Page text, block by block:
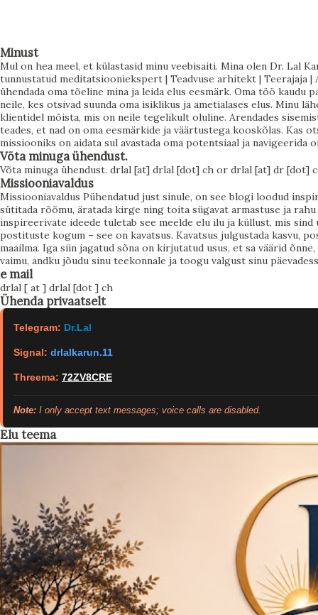
valed. See tähendab, et nende taga on sügavam kutse –
sisemine vajadus, mis ootab avastamist. Ja kui sa õpid seda
kuulama, hakkab su elu liikuma kerguse, voolamise ja
külluse suunas. Soovi ja vajaduse erinevus Soov tekib sageli
välisest maailmast. Sa näed, mida teised saavutavad, mida
ühiskond väärtustab, ja lood endale eesmärke selle põhjal.
Sa tahad rohkem, sest sulle on õpetatud, et rohkem
tähendab parem. Vaj...
Minust
Mul on hea meel, et külastasid minu veebisaiti. Mina olen Dr. Lal
tunnustatud meditatsiooniekspert | Teadvuse arhitekt | Teerajaja
ühendada oma tõeline mina ja leida elus eesmärk. Oma töö
neile, kes otsivad suunda oma isiklikus ja ametialases elus. Minu
klientidel mõista, mis on neile tegelikult oluline. Arendades
teades, et nad on oma eesmärkide ja väärtustega kooskõlas. Kas
missiooniks on aidata sul avastada oma potentsiaal ja navigeerida
Võta minuga ühendust.
Võta minuga ühendust. drlal [at] drlal [dot] ch or drlal [at] dr [dot]
Missiooniavaldus
Missiooniavaldus Pühendatud just sinule, on see blogi loodud
sütitada rõõmu, äratada kirge ning toita sügavat armastuse ja
inspireerivate ideede tuletab see meelde elu ilu ja küllust, mis
postituste kogum – see on kavatsus. Kavatsus julgustada kasvu,
maailma. Iga siin jagatud sõna on kirjutatud usus, et sa väärid
vaimu, andku jõudu sinu teekonnale ja toogu valgust sinu
e mail
drlal [ at ] drlal [dot ] ch
Ühenda privaatselt
Telegram: Dr.Lal
Signal: drlalkarun.11
Threema: 72ZV8CRE
Note: I only accept text messages; voice calls are disabled.
Elu teema